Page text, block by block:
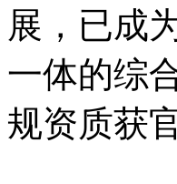
展，已成
一体的综
规资质获